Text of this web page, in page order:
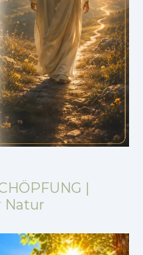
|
Natur